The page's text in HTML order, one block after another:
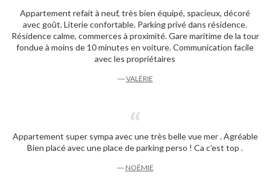
Appartement refait à neuf, très bien équipé, spacieux, décoré
avec goût. Literie confortable. Parking privé dans résidence.
Résidence calme, commerces à proximité. Gare maritime de la tour
fondue à moins de 10 minutes en voiture. Communication facile
avec les propriétaires
―VALÉRIE
Appartement super sympa avec une très belle vue mer . Agréable
Bien placé avec une place de parking perso ! Ca c’est top .
― NOÉMIE